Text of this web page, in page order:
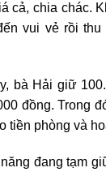
cả, chia chác.
vui vẻ rồi thu
bà Hải giữ
đồng. Trong
tiền phòng và
đang tạm